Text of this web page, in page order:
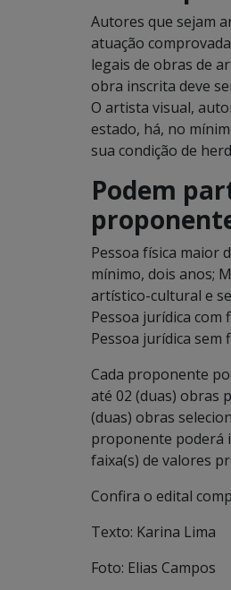
Autores que sejam
atuação
legais de obras de
obra inscrita deve
O artista visual,
estado, há, no
sua condição de
Podem
Pessoa física maior
mínimo, dois anos;
artístico-cultural e
Pessoa jurídica com
Pessoa jurídica sem
Cada proponente
até 02 (duas) obras
(duas) obras
proponente poderá
faixa(s) de valores
Confira o edital
Texto: Karina Lima
Foto: Elias Campos